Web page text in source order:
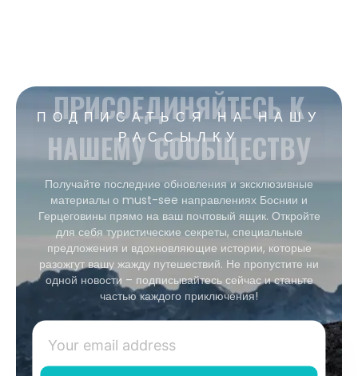
ПОДПИСАТЬСЯ НА НАШУ
РАССЫЛКУ
ПРИСОЕДИНЯЙТЕСЬ К
НАШЕМУ СООБЩЕСТВУ
Получайте последние обновления и эксклюзивные
материалы о must-see направлениях Боснии и
Герцеговины прямо на ваш почтовый ящик. Откройте
для себя туристические секреты, специальные
предложения и вдохновляющие истории, которые
разожгут вашу жажду путешествий. Не пропустите ни
одной новости – подписывайтесь сейчас и станьте
частью каждого приключения!